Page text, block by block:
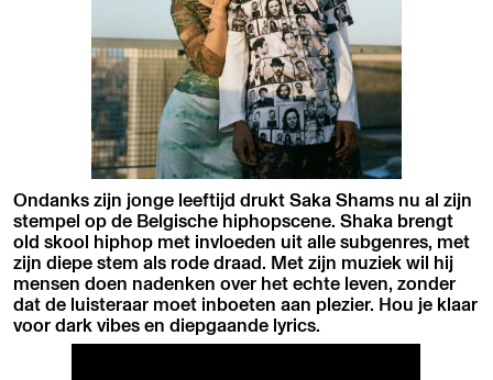
Ondanks zijn jonge leeftijd drukt Saka Shams nu al zijn
stempel op de Belgische hiphopscene. Shaka brengt
old skool hiphop met invloeden uit alle subgenres, met
zijn diepe stem als rode draad. Met zijn muziek wil hij
mensen doen nadenken over het echte leven, zonder
dat de luisteraar moet inboeten aan plezier. Hou je klaar
voor dark vibes en diepgaande lyrics.